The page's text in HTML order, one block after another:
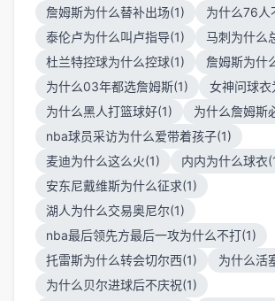
詹姆斯为什么替补出场(1)
为什么76人
泰伦卢为什么叫卢指导(1)
马刺为什么
杜兰特控球为什么控球(1)
詹姆斯为什
为什么03年都选詹姆斯(1)
女神问球衣
为什么黑人打篮球好(1)
为什么詹姆斯
nba球员采访为什么爱带着孩子(1)
麦迪为什么这么火(1)
内内为什么球衣
安东尼戴维斯为什么征求(1)
湖人为什么交易奥尼尔(1)
nba最后领先方最后一攻为什么不打(1)
托雷斯为什么转会切尔西(1)
为什么活
为什么贝尔进球后不庆祝(1)